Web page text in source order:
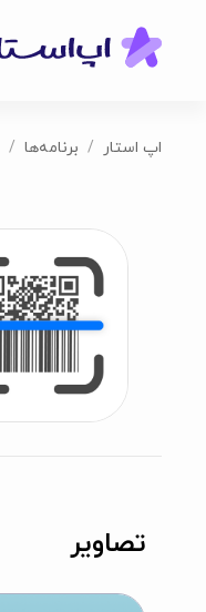
اپ استار برنامه‌ها
تصاویر